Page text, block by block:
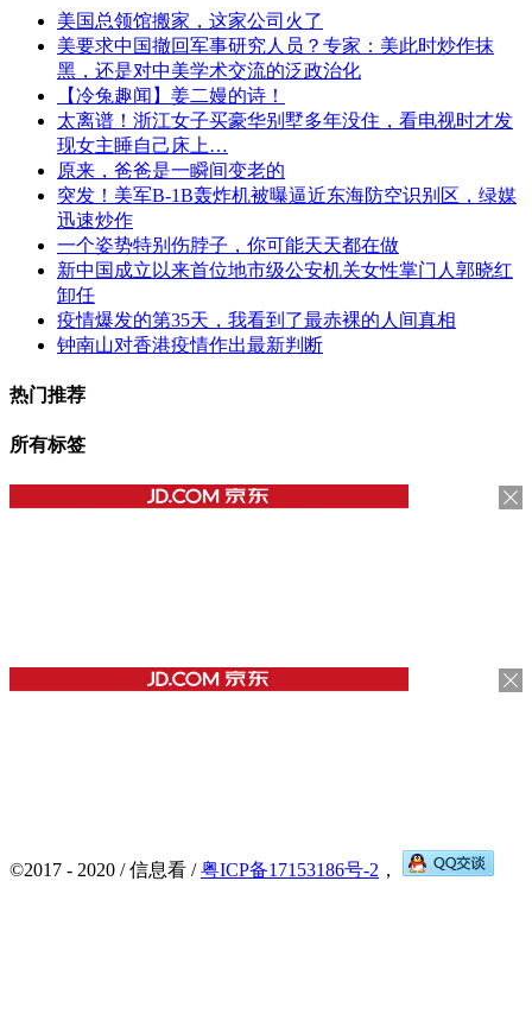
美国总领馆搬家，这家公司火了
美要求中国撤回军事研究人员？专家：美此时炒作抹
黑，还是对中美学术交流的泛政治化
【冷兔趣闻】姜二嫚的诗！
太离谱！浙江女子买豪华别墅多年没住，看电视时才发
现女主睡自己床上…
原来，爸爸是一瞬间变老的
突发！美军B-1B轰炸机被曝逼近东海防空识别区，绿媒
迅速炒作
一个姿势特别伤脖子，你可能天天都在做
新中国成立以来首位地市级公安机关女性掌门人郭晓红
卸任
疫情爆发的第35天，我看到了最赤裸的人间真相
钟南山对香港疫情作出最新判断
热门推荐
所有标签
©2017 - 2020 / 信息看 /粤ICP备17153186号-2 ，